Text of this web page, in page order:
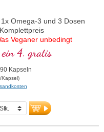
Omega-3 und 3 Dosen
Veganer unbedingt
4. gratis
Kapseln